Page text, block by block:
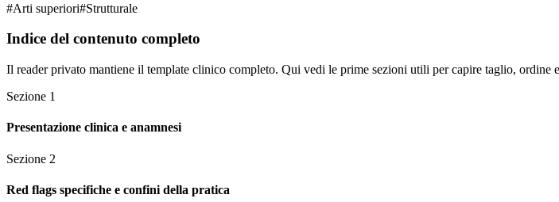
#Arti superiori#Strutturale
Indice del contenuto completo
Il reader privato mantiene il template clinico completo. Qui vedi le prime sezioni utili per capire taglio,
Sezione 1
Presentazione clinica e anamnesi
Sezione 2
Red flags specifiche e confini della pratica